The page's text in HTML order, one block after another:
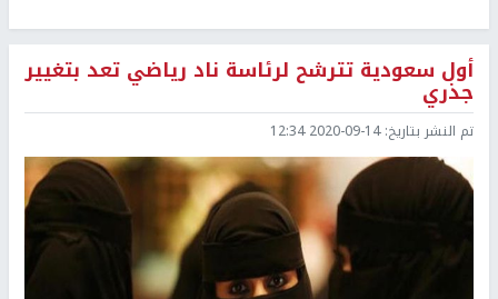
أول سعودية تترشح لرئاسة ناد رياضي تعد بتغيير
جذري
تم النشر بتاريخ:2020-09-14 12:34